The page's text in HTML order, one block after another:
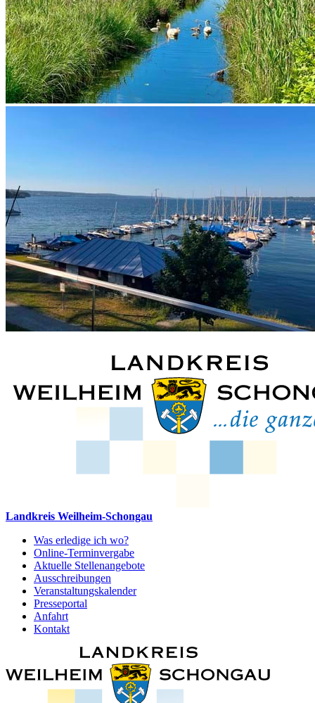
Landkreis Weilheim-Schongau
Was erledige ich wo?
Online-Terminvergabe
Aktuelle Stellenangebote
Ausschreibungen
Veranstaltungskalender
Presseportal
Anfahrt
Kontakt